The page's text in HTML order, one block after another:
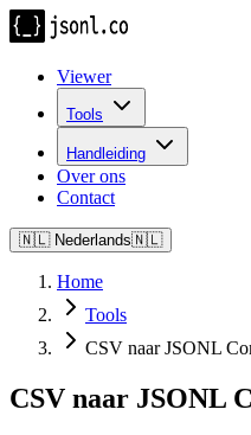
Viewer
Tools
Handleiding
Over ons
Contact
🇳🇱 Nederlands🇳🇱
Home
Tools
CSV naar JSONL
CSV naar JSONL